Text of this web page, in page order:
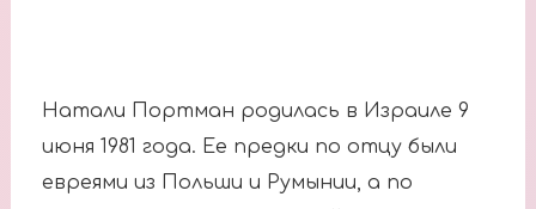
Натали Портман родилась в Израиле 9
июня 1981 года. Ее предки по отцу были
евреями из Польши и Румынии, а по